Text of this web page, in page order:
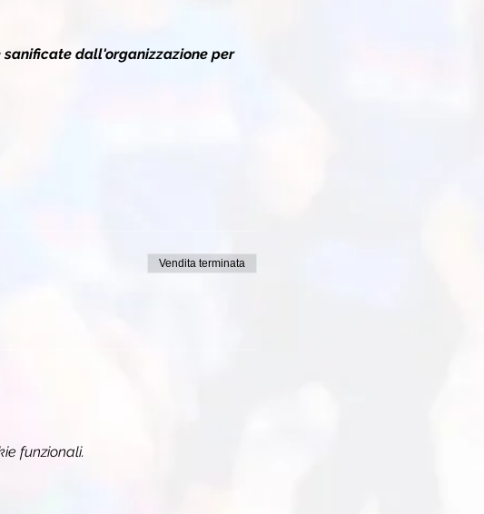
dall'organizzazione per
Vendita terminata
funzionali.